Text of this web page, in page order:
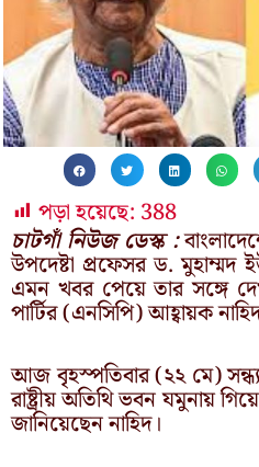
পড়া হয়েছে: 388
চাটগাঁ নিউজ ডেস্ক :
উপদেষ্টা প্রফেসর ড.
এমন খবর পেয়ে তার সঙ্গে
পার্টির (এনসিপি) আহ্বায়ক
আজ বৃহস্পতিবার (২২ মে)
রাষ্ট্রীয় অতিথি ভবন যমুনায়
জানিয়েছেন নাহিদ।